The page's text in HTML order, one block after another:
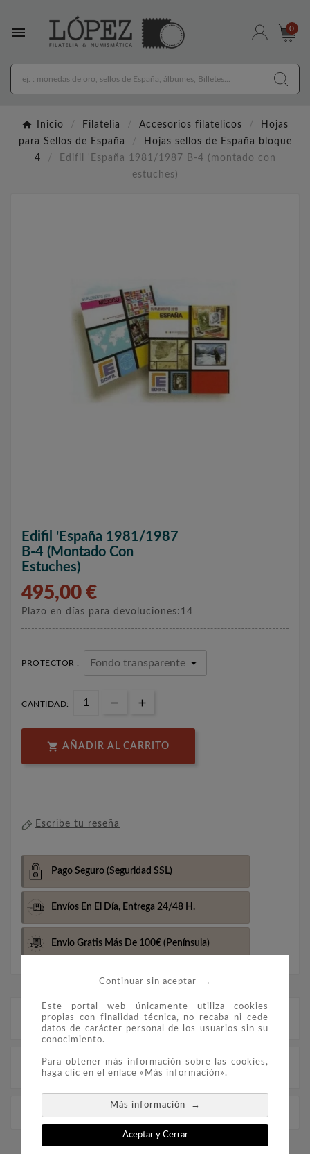
Continuar sin aceptar →
Este portal web únicamente utiliza cookies
propias con finalidad técnica, no recaba ni cede
datos de carácter personal de los usuarios sin su
conocimiento.
Para obtener más información sobre las cookies,
haga clic en el enlace «Más información».
Más información →
Aceptar y Cerrar
 0
Inicio Filatelia Accesorios filatelicos
Hojas
para Sellos de España
Hojas sellos de España bloque
4
Edifil 'España 1981/1987 B-4 (montado con
estuches)
Edifil 'España 1981/1987
B-4 (montado Con
Estuches)
495,00 €
Plazo en días para devoluciones:14
PROTECTOR :
CANTIDAD:
 AÑADIR AL CARRITO
Escribe tu reseña
Pago Seguro (Seguridad SSL)
Envíos En El Día, Entrega 24/48 H.
Envio Gratis Más De 100€ (Península)
Descripción
Detalles del producto